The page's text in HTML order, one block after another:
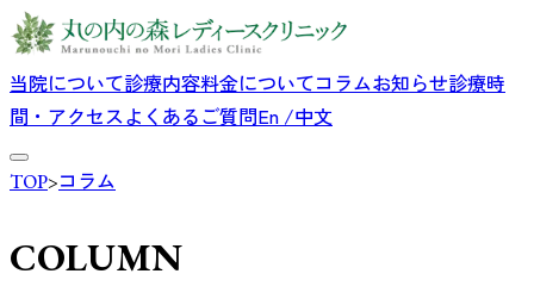
当院について診療内容料金についてコラムお知らせ診療時
間・アクセスよくあるご質問En /中文
TOP>コラム
COLUMN